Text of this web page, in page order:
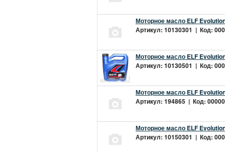
Моторное масло ELF
Артикул: 10130301 | Код:
Моторное масло ELF
Артикул: 10130501 | Код:
Моторное масло ELF
Артикул: 194865 | Код:
Моторное масло ELF
Артикул: 10150301 | Код: